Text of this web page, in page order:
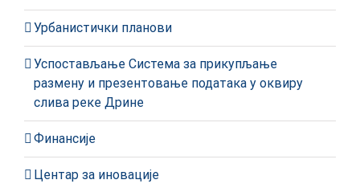
Урбанистички планови
Успостављање Система за прикупљање
размену и презентовање података у оквиру
слива реке Дрине
Финансије
Центар за иновације